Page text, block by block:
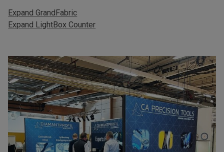
Expand GrandFabric
Expand LightBox Counter